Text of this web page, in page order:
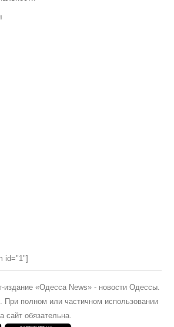
id="1"]
издание «Одесса News» - новости Одессы.
полном или частичном использовании
сайт обязательна.